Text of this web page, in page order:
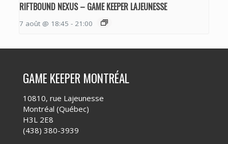
RIFTBOUND NEXUS – GAME KEEPER LAJEUNESSE
7 août @ 18:45 - 21:00
GAME KEEPER MONTRÉAL
10810, rue Lajeunesse
Montréal (Québec)
H3L 2E8
(438) 380-3939